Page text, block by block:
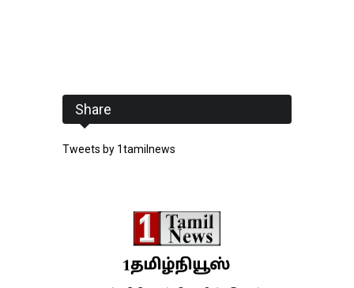
Share
Tweets by 1tamilnews